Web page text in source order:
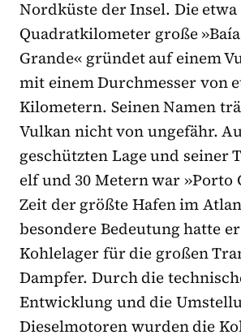
Nordküste der Insel. Die etwa
Quadratkilometer große
Grande« gründet auf einem
mit einem Durchmesser von
Kilometern. Seinen Namen
Vulkan nicht von ungefähr.
geschützten Lage und seiner
elf und 30 Metern war »Porto
Zeit der größte Hafen im
besondere Bedeutung hatte
Kohlelager für die großen
Dampfer. Durch die
Entwicklung und die
Dieselmotoren wurden die